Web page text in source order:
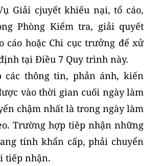
Giải cjuyết khiếu nại, tổ cáo,
Phòng Kiểm tra, giải quyết
cáo hoặc Chi cục trưởng để xử
tại Điều 7 Quy trình này.
các thông tin, phản ánh, kiến
vào thời gian cuối ngày làm
chậm nhất là trong ngày làm
Trường hợp tiêp nhận những
tính khẩn cấp, phải chuyển
tiếp nhận.